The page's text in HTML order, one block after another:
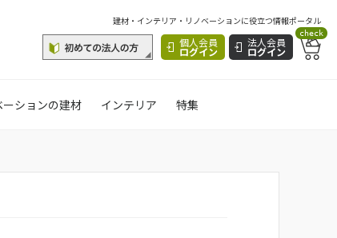
建材・インテリア・リノベーションに役立つ情報ポータル
個人会員
ログイン
法人会員
ログイン
check
ーションの建材 インテリア 特集